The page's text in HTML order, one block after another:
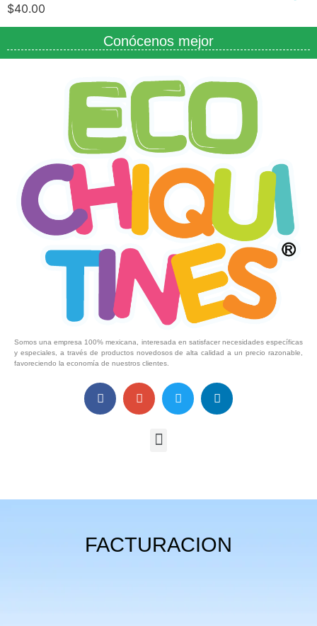
$40.00
Conócenos mejor
Somos una empresa 100% mexicana, interesada en satisfacer necesidades específicas
y especiales, a través de productos novedosos de alta calidad a un precio razonable,
favoreciendo la economía de nuestros clientes.
FACTURACION